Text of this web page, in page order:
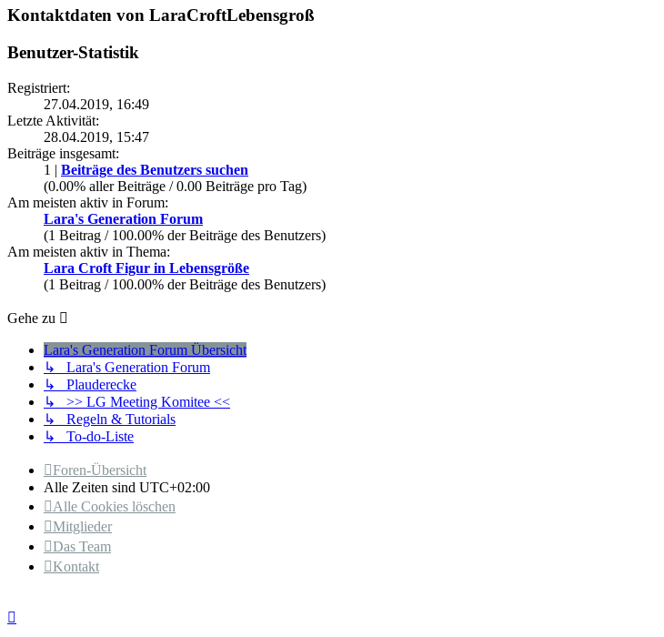
Kontaktdaten von LaraCroftLebensgroß
Benutzer-Statistik
Registriert:
27.04.2019, 16:49
Letzte Aktivität:
28.04.2019, 15:47
Beiträge insgesamt:
1 | Beiträge des Benutzers suchen
(0.00% aller Beiträge / 0.00 Beiträge pro Tag)
Am meisten aktiv in Forum:
Lara's Generation Forum
(1 Beitrag / 100.00% der Beiträge des Benutzers)
Am meisten aktiv in Thema:
Lara Croft Figur in Lebensgröße
(1 Beitrag / 100.00% der Beiträge des Benutzers)
Gehe zu
Lara's Generation Forum Übersicht
↳ Lara's Generation Forum
↳ Plauderecke
↳ >> LG Meeting Komitee <<
↳ Regeln & Tutorials
↳ To-do-Liste
Foren-Übersicht
Alle Zeiten sind UTC+02:00
Alle Cookies löschen
Mitglieder
Das Team
Kontakt